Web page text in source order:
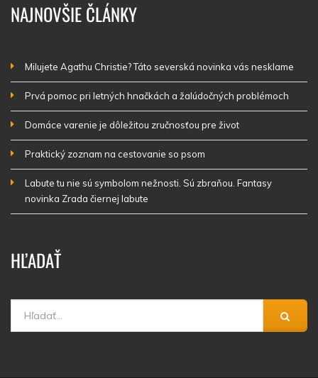
NAJNOVŠIE ČLÁNKY
Milujete Agathu Christie? Táto severská novinka vás nesklame
Prvá pomoc pri letných hnačkách a žalúdočných problémoch
Domáce varenie je dôležitou zručnosťou pre život
Praktický zoznam na cestovanie so psom
Labute tu nie sú symbolom nežnosti. Sú zbraňou. Fantasy
novinka Zrada čiernej labute
HĽADAŤ